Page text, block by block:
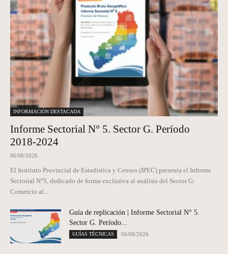
INFORMACIÓN DESTACADA
Informe Sectorial N° 5. Sector G. Período
2018-2024
06/08/2026
El Instituto Provincial de Estadística y Censos (IPEC) presenta el Informe
Sectorial N°5, dedicado de forma exclusiva al análisis del Sector G:
Comercio al...
Guía de replicación | Informe Sectorial N° 5.
Sector G. Período...
GUÍAS TÉCNICAS 06/08/2026